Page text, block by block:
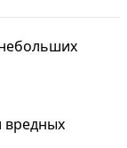
вредных